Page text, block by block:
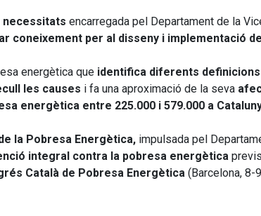
necessitats encarregada pel Departament de la
coneixement per al disseny i implementació
energètica que identifica diferents definicions
les causes i fa una aproximació de la seva
energètica entre 225.000 i 579.000 a
la Pobresa Energètica, impulsada pel
integral contra la pobresa energètica
Català de Pobresa Energètica (Barcelona,